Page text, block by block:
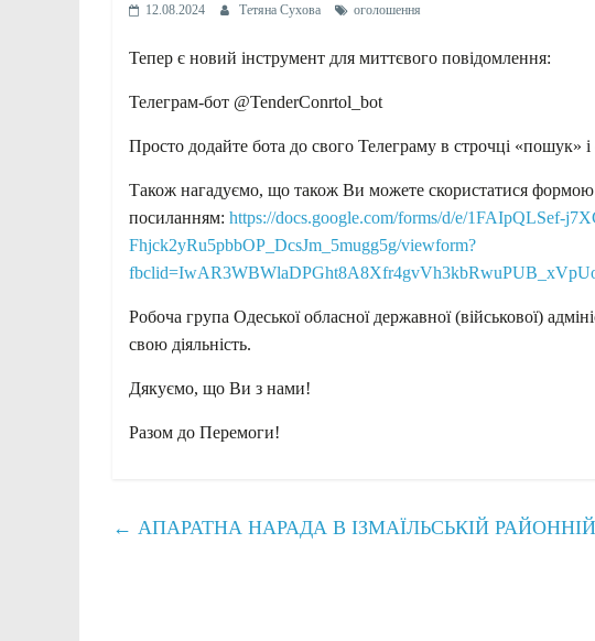
12.08.2024 Тетяна Сухова оголошення
Тепер є новий інструмент для миттєвого повідомлення:
Телеграм-бот @TenderConrtol_bot
Просто додайте бота до свого Телеграму в строчці «пошук»
Також нагадуємо, що також Ви можете скористатися формою
посиланням: https://docs.google.com/forms/d/e/1FAIpQLSef-
Fhjck2yRu5pbbOP_DcsJm_5mugg5g/viewform?
Робоча група Одеської обласної державної (військової)
свою діяльність.
Дякуємо, що Ви з нами!
Разом до Перемоги!
← АПАРАТНА НАРАДА В ІЗМАЇЛЬСЬКІЙ